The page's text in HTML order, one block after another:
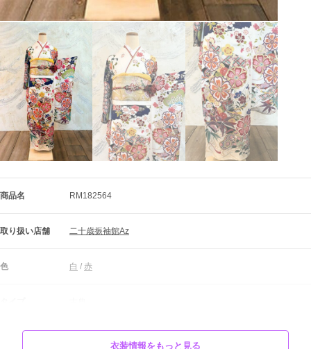
商品名 RM182564
取り扱い店舗 二十歳振袖館Az
色 白 / 赤
衣装情報をもっと見る